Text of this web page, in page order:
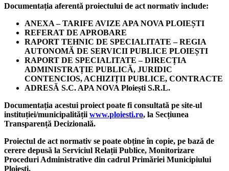
Documentația aferentă proiectului de act normativ include:
ANEXA – TARIFE AVIZE APA NOVA PLOIEȘTI
REFERAT DE APROBARE
RAPORT TEHNIC DE SPECIALITATE – REGIA
AUTONOMĂ DE SERVICII PUBLICE PLOIEȘTI
RAPORT DE SPECIALITATE – DIRECȚIA
ADMINISTRAȚIE PUBLICĂ, JURIDIC
CONTENCIOS, ACHIZIȚII PUBLICE, CONTRACTE
ADRESĂ S.C. APA NOVA Ploiești S.R.L.
Documentația acestui proiect poate fi consultată pe site-ul
instituției/municipalitățiiwww.ploiesti.ro, la Secțiunea
Transparență Decizională.
Proiectul de act normativ se poate obține în copie, pe bază de
cerere depusă la Serviciul Relații Publice, Monitorizare
Proceduri Administrative din cadrul Primăriei Municipiului
Ploiești.